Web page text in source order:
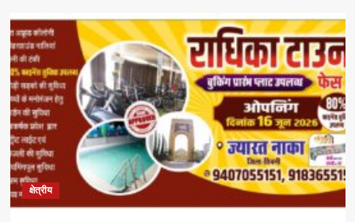
क्षेत्रीय